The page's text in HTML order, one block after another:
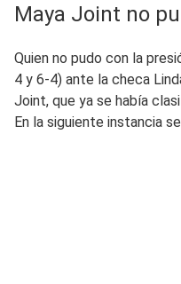
Maya Joint no
Quien no pudo con la
4 y 6-4) ante la checa
Joint, que ya se había
En la siguiente instancia